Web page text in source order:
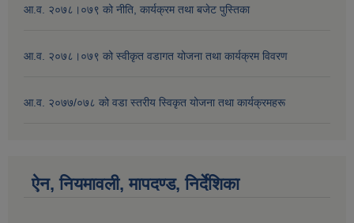
आ.व. २०७८।०७९ को नीति, कार्यक्रम तथा बजेट पुस्तिका
आ.व. २०७८।०७९ को स्वीकृत वडागत योजना तथा कार्यक्रम विवरण
आ.व. २०७७/०७८ को वडा स्तरीय स्विकृत योजना तथा कार्यक्रमहरू
ऐन, नियमावली, मापदण्ड, निर्देशिका